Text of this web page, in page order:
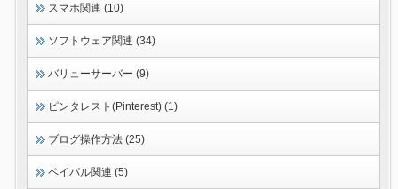
スマホ関連 (10)
ソフトウェア関連 (34)
バリューサーバー (9)
ピンタレスト(Pinterest) (1)
ブログ操作方法 (25)
ペイパル関連 (5)